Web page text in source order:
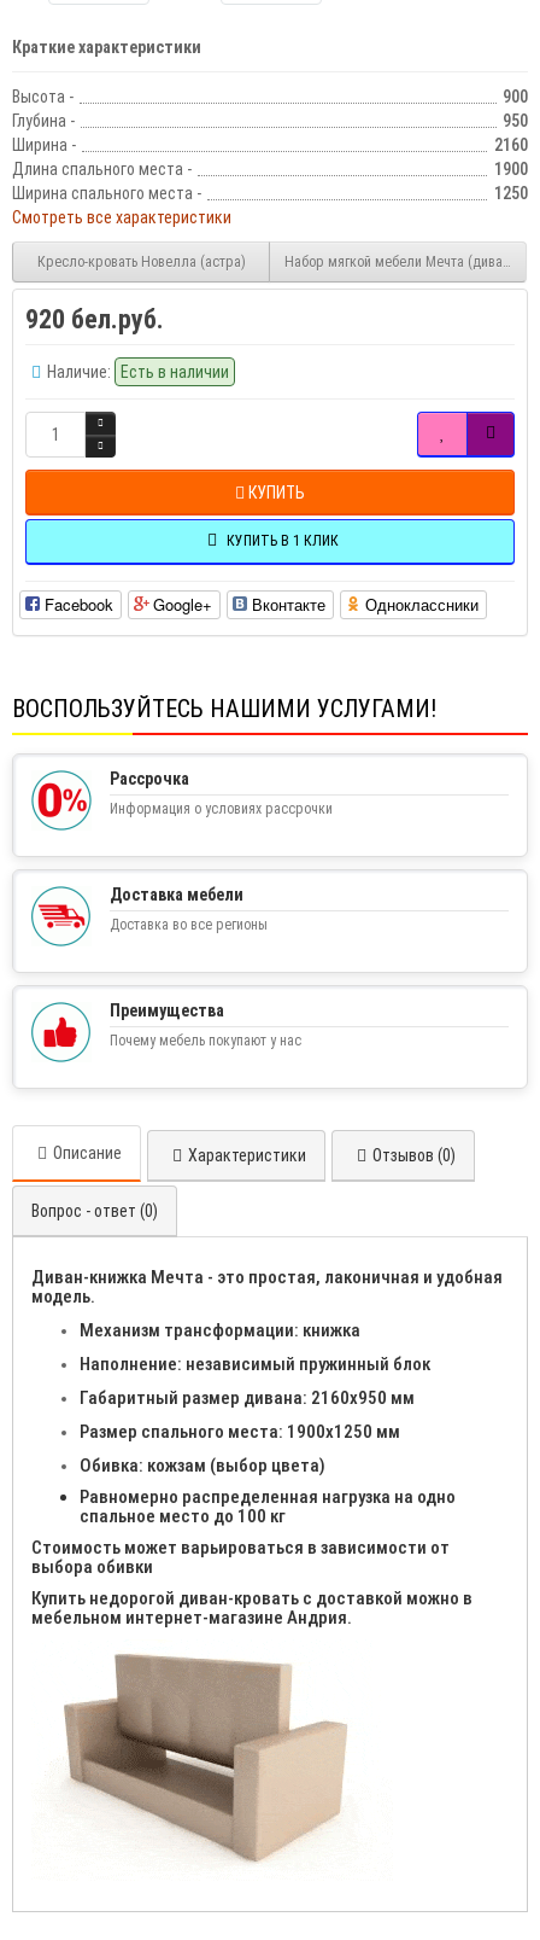
Краткие характеристики
Высота -
900
Глубина -
950
Ширина -
2160
Длина спального места -
1900
Ширина спального места -
1250
Смотреть все характеристики
Кресло-кровать Новелла (астра) Набор мягкой мебели Мечта (диван-
920 бел.руб.
Наличие: Есть в наличии
КУПИТЬ
КУПИТЬ В 1 КЛИК
Facebook Google+ Вконтакте Одноклассники
ВОСПОЛЬЗУЙТЕСЬ НАШИМИ УСЛУГАМИ!
Рассрочка
Информация о условиях рассрочки
Доставка мебели
Доставка во все регионы
Преимущества
Почему мебель покупают у нас
Описание Характеристики Отзывов (0)
Вопрос - ответ (0)
Диван-книжка Мечта - это простая, лаконичная и удобная
модель.
Механизм трансформации: книжка
Наполнение: независимый пружинный блок
Габаритный размер дивана: 2160х950 мм
Размер спального места: 1900х1250 мм
Обивка: кожзам (выбор цвета)
Равномерно распределенная нагрузка на одно
спальное место до 100 кг
Стоимость может варьироваться в зависимости от
выбора обивки
Купить недорогой диван-кровать с доставкой можно в
мебельном интернет-магазине Андрия.